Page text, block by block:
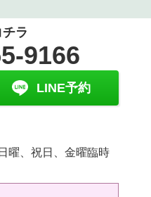
ラ
9166
LINE予約
曜、祝日、金曜臨時